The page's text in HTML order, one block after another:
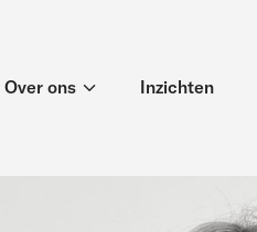
Over ons Inzichten